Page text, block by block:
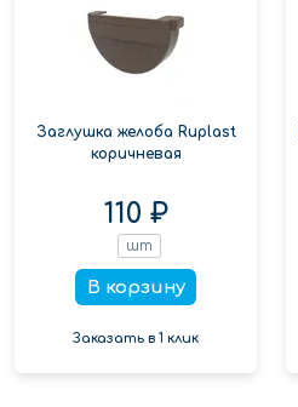
Заглушка желоба Ruplast
коричневая
110 ₽
шт
В корзину
Заказать в 1 клик